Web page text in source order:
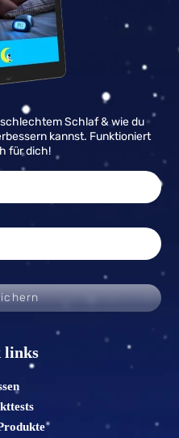
Schlaf & wie du
kannst. Funktioniert
für dich!
links